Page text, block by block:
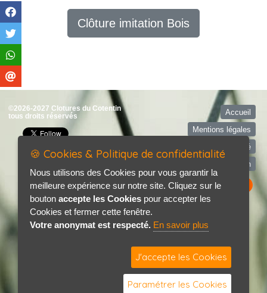
Clôture imitation Bois
©2026-2027 Clotures du Cotentin
tous droits réservés
Accueil
Mentions légales
Politique de confidentialité
Contact / Plan
🍪 Cookies & Politique de confidentialité
Nous utilisons des Cookies pour vous garantir la
meilleure expérience sur notre site. Cliquez sur le
bouton accepte les Cookies pour accepter les
Cookies et fermer cette fenêtre.
Votre anonymat est respecté. En savoir plus
J'accepte les Cookies
Paramétrer les Cookies